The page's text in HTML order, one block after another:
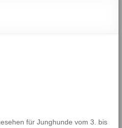
für Junghunde vom 3. bis